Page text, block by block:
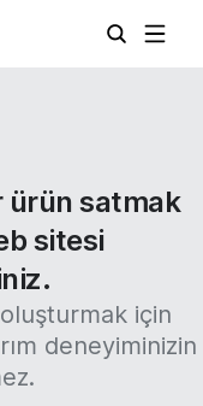
ürün satmak
sitesi
için
deneyiminizin